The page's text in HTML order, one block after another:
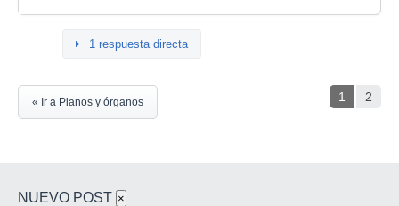
1 respuesta directa
1 2
« Ir a Pianos y órganos
NUEVO POST ×